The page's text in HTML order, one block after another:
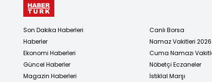
Son Dakika Haberleri
Haberler
Ekonomi Haberleri
Güncel Haberler
Magazin Haberleri
Canlı Borsa
Namaz Vakitleri 2026
Cuma Namazı
Nöbetçi Eczaneler
İstiklal Marşı